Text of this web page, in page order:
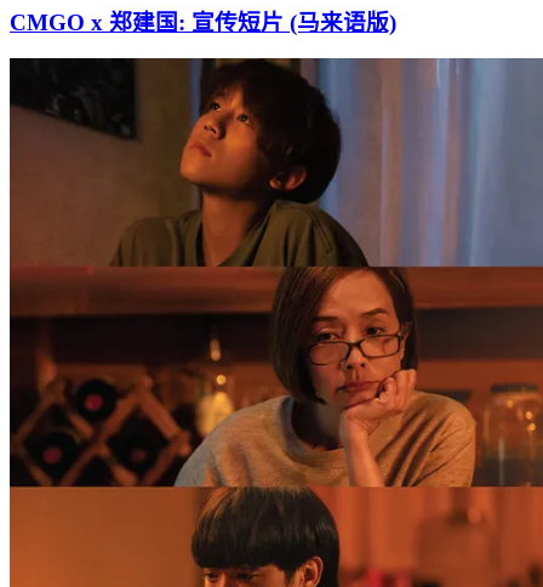
CMGO x 郑建国: 宣传短片 (马来语版)